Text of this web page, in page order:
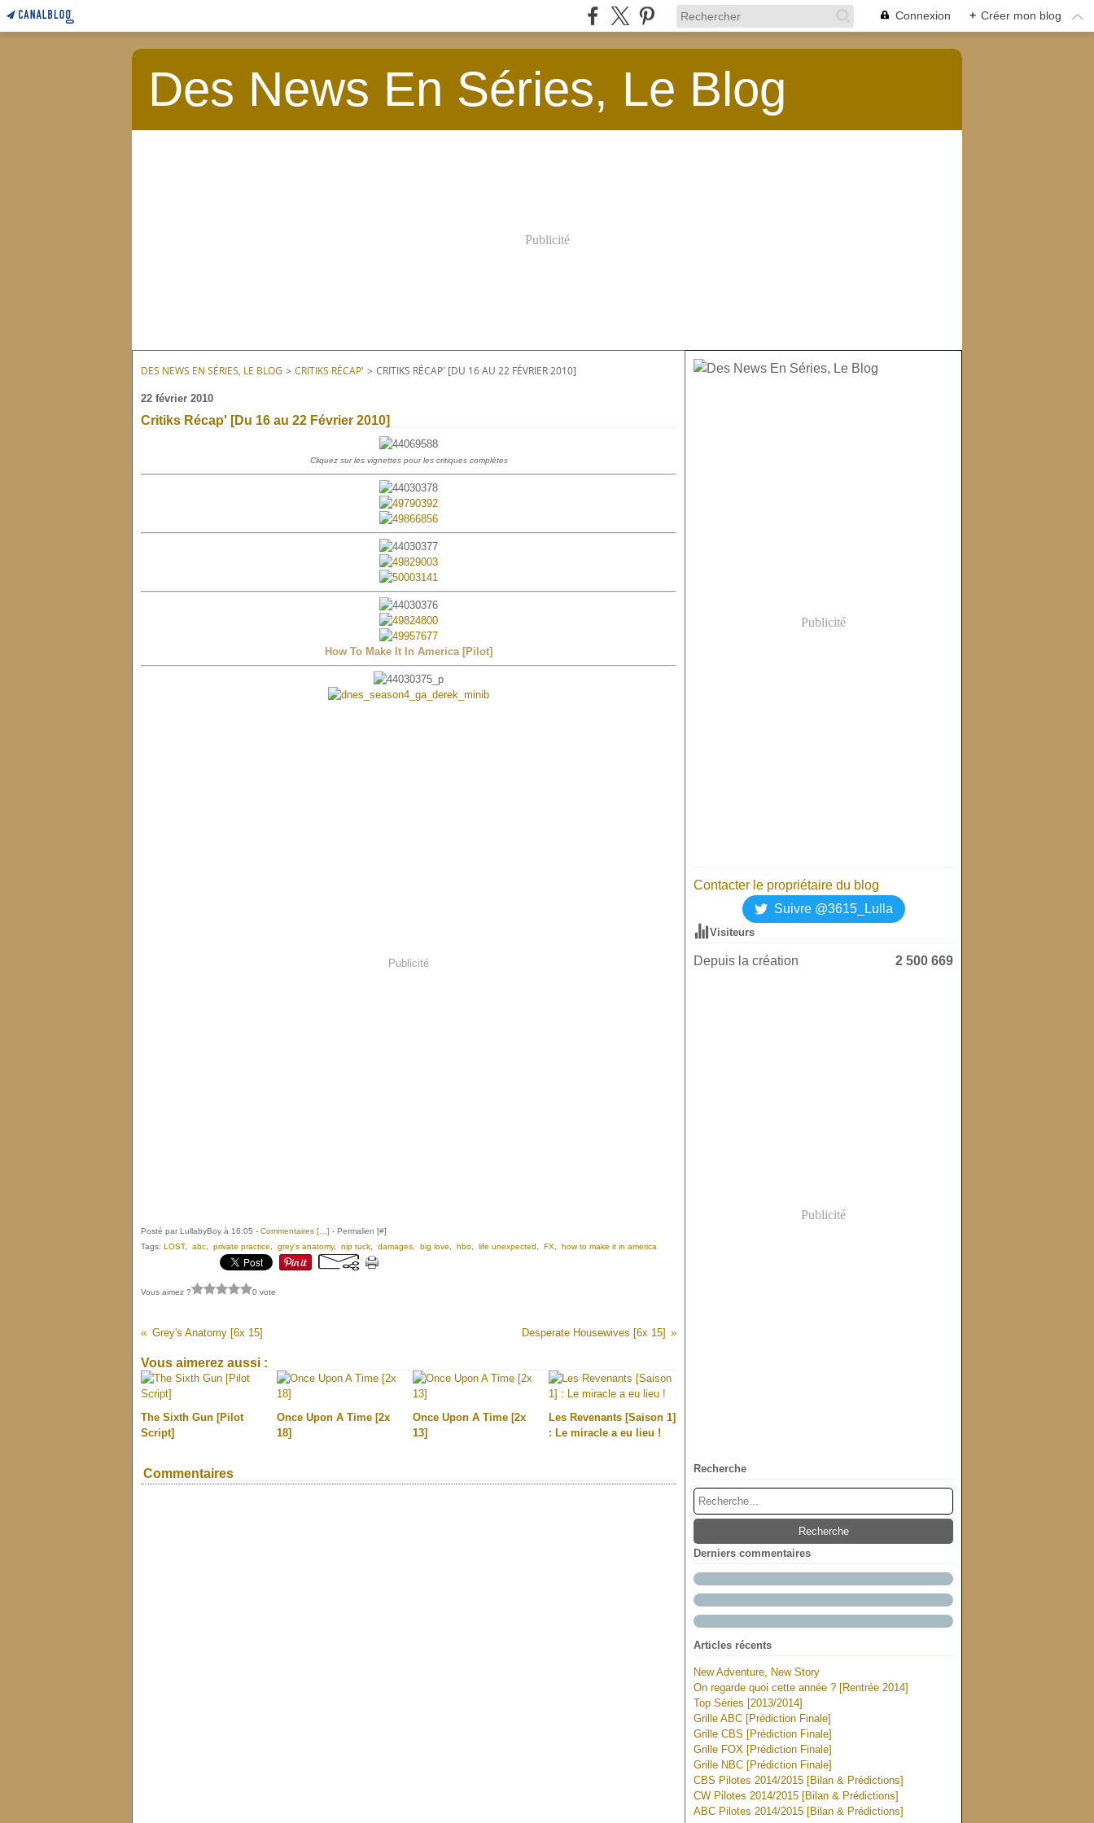
Connexion + Créer mon blog
Des News En Séries, Le Blog
Publicité
DES NEWS EN SÉRIES, LE BLOG > CRITIKS RÉCAP' > CRITIKS RÉCAP' [DU 16 AU 22 FÉVRIER 2010]
22 février 2010
Critiks Récap' [Du 16 au 22 Février 2010]
Cliquez sur les vignettes pour les critiques complètes
How To Make It In America [Pilot]
Publicité
Posté par LullabyBoy à 16:05 - Commentaires [ ] - Permalien [#]
Tags: LOST, abc private practice grey's anatomy, nip tuck damages big love hbo life unexpected FX how to make it in america
Vous aimez ? 0 vote
Grey's Anatomy [6x 15] Desperate Housewives [6x 15]
Vous aimerez aussi :
The Sixth Gun [Pilot
Script]
Once Upon A Time [2x
18]
Once Upon A Time [2x
13]
Les Revenants [Saison 1]
: Le miracle a eu lieu !
Commentaires
Publicité
Contacter le propriétaire du blog
Suivre @3615_Lulla
Visiteurs
Depuis la création 2 500 669
Publicité
Recherche
Derniers commentaires
Articles récents
New Adventure, New Story
On regarde quoi cette année ? [Rentrée 2014]
Top Séries [2013/2014]
Grille ABC [Prédiction Finale]
Grille CBS [Prédiction Finale]
Grille FOX [Prédiction Finale]
Grille NBC [Prédiction Finale]
CBS Pilotes 2014/2015 [Bilan & Prédictions]
CW Pilotes 2014/2015 [Bilan & Prédictions]
ABC Pilotes 2014/2015 [Bilan & Prédictions]